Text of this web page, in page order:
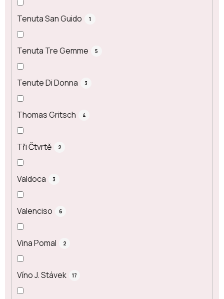
Tenuta San Guido 1
Tenuta Tre Gemme 5
Tenute Di Donna 3
Thomas Gritsch 4
Tři Čtvrtě 2
Valdoca 3
Valenciso 6
Vina Pomal 2
Víno J. Stávek 17